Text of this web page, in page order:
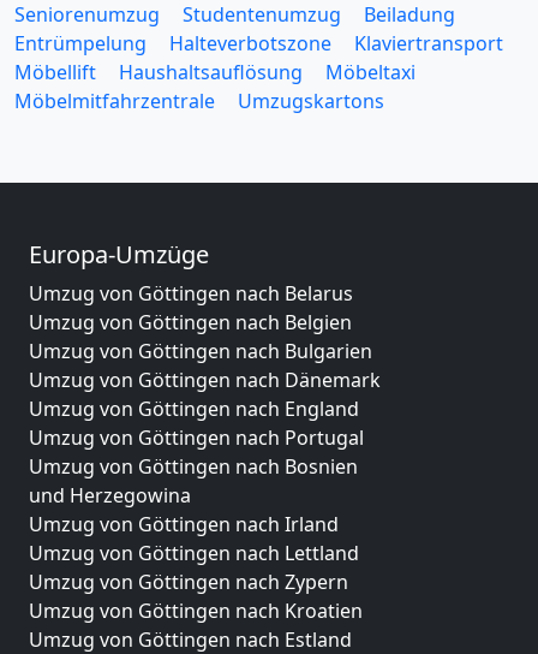
Seniorenumzug
Studentenumzug
Beiladung
Entrümpelung
Halteverbotszone
Klaviertransport
Möbellift
Haushaltsauflösung
Möbeltaxi
Möbelmitfahrzentrale
Umzugskartons
Europa-Umzüge
Umzug von Göttingen nach Belarus
Umzug von Göttingen nach Belgien
Umzug von Göttingen nach Bulgarien
Umzug von Göttingen nach Dänemark
Umzug von Göttingen nach England
Umzug von Göttingen nach Portugal
Umzug von Göttingen nach Bosnien
und Herzegowina
Umzug von Göttingen nach Irland
Umzug von Göttingen nach Lettland
Umzug von Göttingen nach Zypern
Umzug von Göttingen nach Kroatien
Umzug von Göttingen nach Estland